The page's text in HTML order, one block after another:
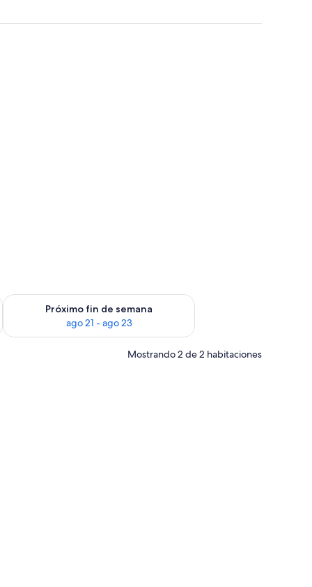
semana ago 14 - ago 16
Próximo fin de semana
ago 21 - ago 23
Consulta la disponibilidad para el próximo fin de semana
Mostrando 2 de 2 habitaciones
una mesita de noche con lámpara, un ventilador de techo y una